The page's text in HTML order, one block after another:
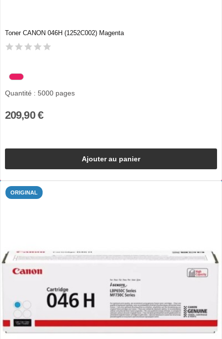
Toner CANON 046H (1252C002) Magenta
Quantité : 5000 pages
209,90 €
Ajouter au panier
ORIGINAL